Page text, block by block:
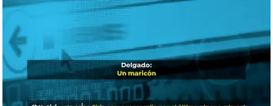
Antena 3 Noticias Madrid
Actualizado:25 de septiembre de 2018, 08:53
Publicado:25 de septiembre de 2018, 08:49